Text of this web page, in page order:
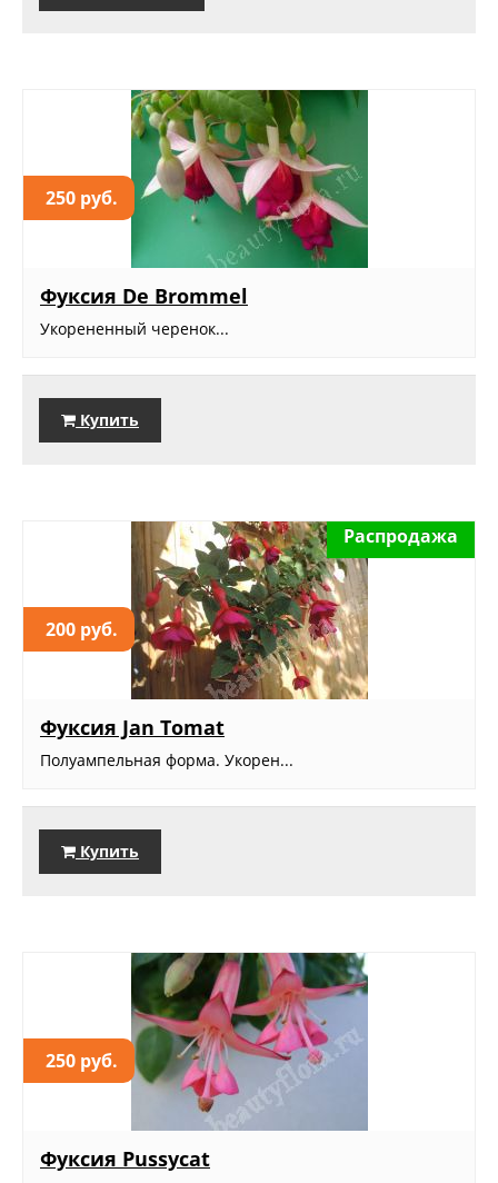
250 руб.
Фуксия De Brommel
Укорененный черенок...
Купить
200 руб.
Распродажа
Фуксия Jan Tomat
Полуампельная форма. Укорен...
Купить
250 руб.
Фуксия Pussycat